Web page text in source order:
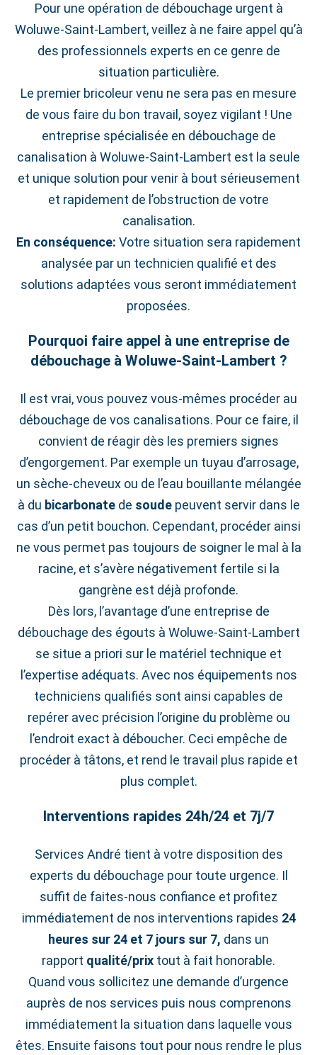
Pour une opération de débouchage urgent à
Woluwe‑Saint‑Lambert, veillez à ne faire appel qu’à
des professionnels experts en ce genre de
situation particulière.
Le premier bricoleur venu ne sera pas en mesure
de vous faire du bon travail, soyez vigilant ! Une
entreprise spécialisée en débouchage de
canalisation à Woluwe‑Saint‑Lambert est la seule
et unique solution pour venir à bout sérieusement
et rapidement de l’obstruction de votre
canalisation.
En conséquence: Votre situation sera rapidement
analysée par un technicien qualifié et des
solutions adaptées vous seront immédiatement
proposées.
Pourquoi faire appel à une entreprise de
débouchage à Woluwe‑Saint‑Lambert ?
Il est vrai, vous pouvez vous-mêmes procéder au
débouchage de vos canalisations. Pour ce faire, il
convient de réagir dès les premiers signes
d’engorgement. Par exemple un tuyau d’arrosage,
un sèche-cheveux ou de l’eau bouillante mélangée
à du bicarbonatede soudepeuvent servir dans le
cas d’un petit bouchon. Cependant, procéder ainsi
ne vous permet pas toujours de soigner le mal à la
racine, et s’avère négativement fertile si la
gangrène est déjà profonde.
Dès lors, l’avantage d’une entreprise de
débouchage des égouts à Woluwe‑Saint‑Lambert
se situe a priori sur le matériel technique et
l’expertise adéquats. Avec nos équipements nos
techniciens qualifiés sont ainsi capables de
repérer avec précision l’origine du problème ou
l’endroit exact à déboucher. Ceci empêche de
procéder à tâtons, et rend le travail plus rapide et
plus complet.
Interventions rapides 24h/24 et 7j/7
Services André tient à votre disposition des
experts du débouchage pour toute urgence. Il
suffit de faites-nous confiance et profitez
immédiatement de nos interventions rapides 24
heures sur 24 et 7 jours sur 7, dans un
rapport qualité/prix tout à fait honorable.
Quand vous sollicitez une demande d’urgence
auprès de nos services puis nous comprenons
immédiatement la situation dans laquelle vous
êtes. Ensuite faisons tout pour nous rendre le plus